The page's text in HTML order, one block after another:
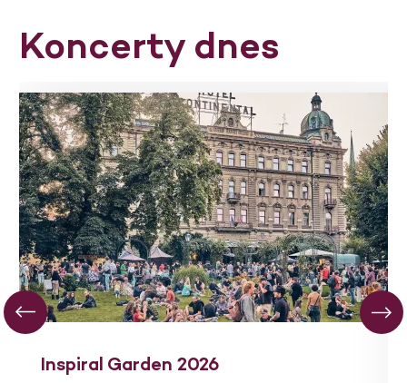
Koncerty dnes
Inspiral Garden 2026